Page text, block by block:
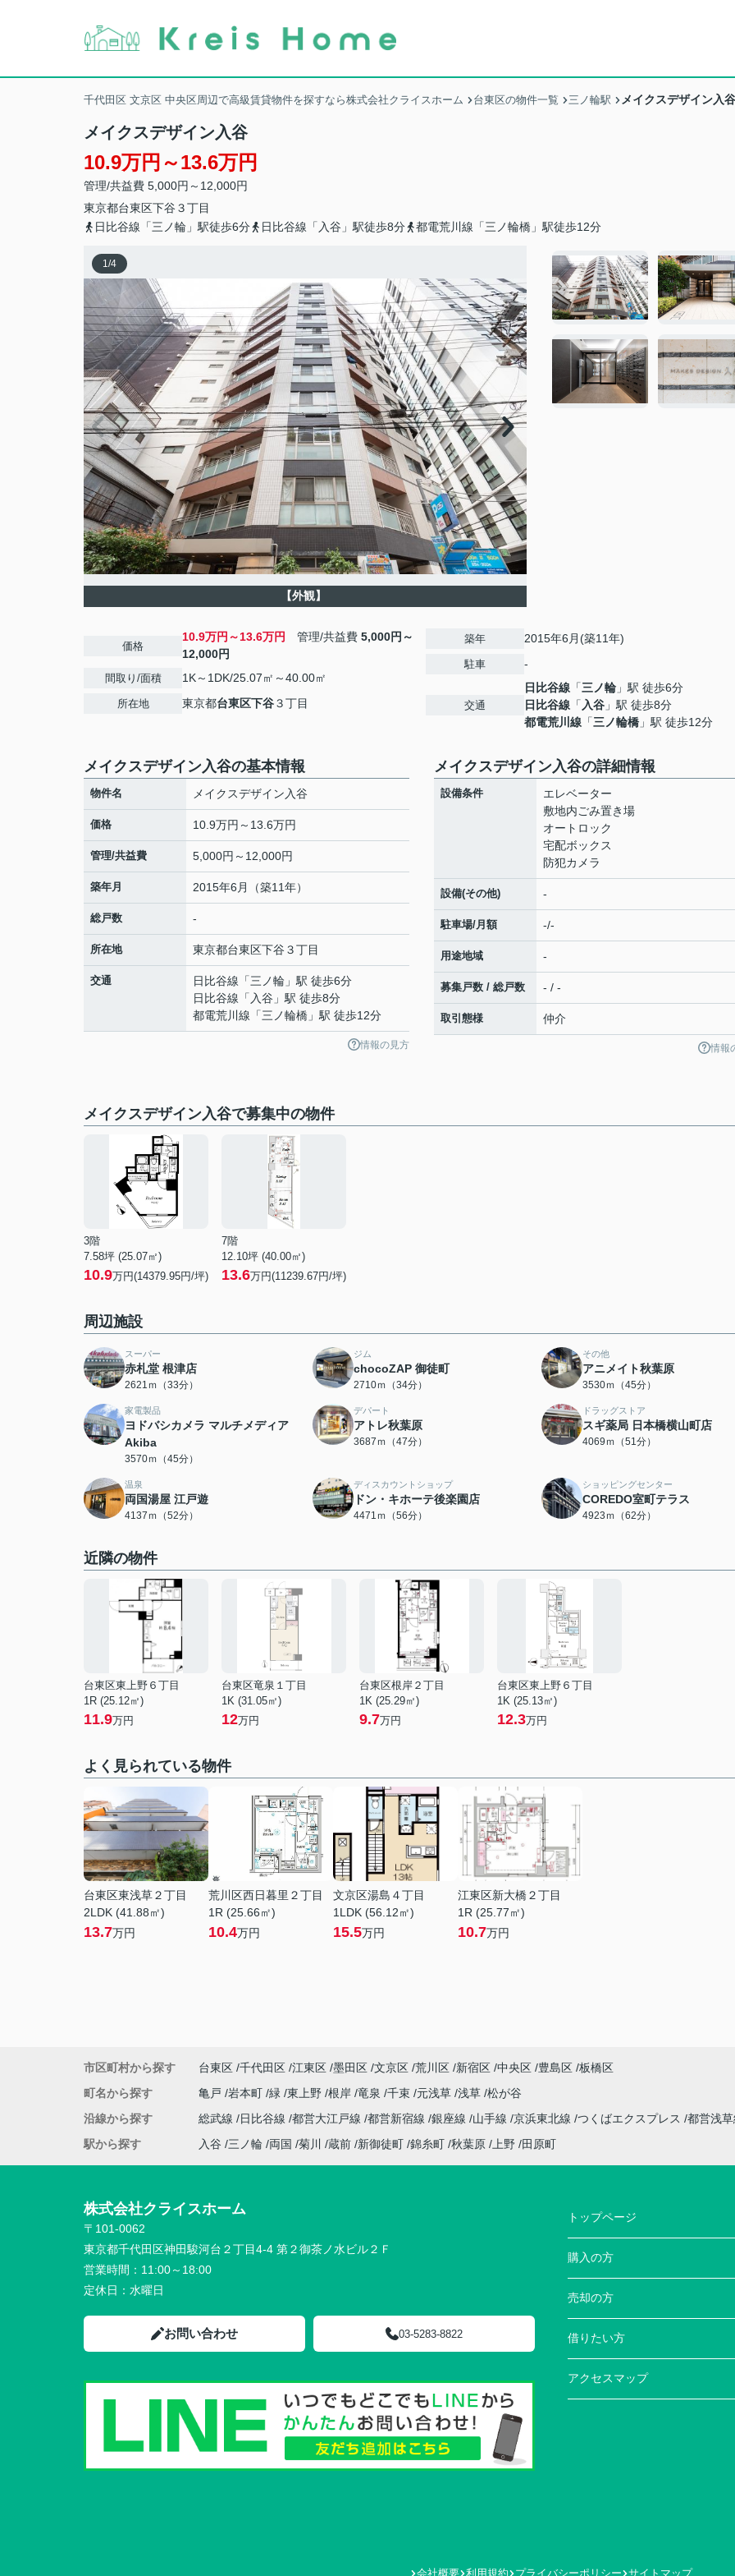
千代田区 文京区 中央区周辺で高級賃貸物件を探すなら株式会社クライスホーム 台東区の物件一覧 三ノ輪駅 メイクスデザイン入谷
メイクスデザイン入谷
10.9万円～13.6万円
管理/共益費 5,000円～12,000円
東京都台東区下谷 ３丁目
日比谷線「三ノ輪」駅徒歩6分
日比谷線「入谷」駅徒歩8分 都電荒川線「三ノ輪橋」駅徒歩12分
1/4
【外観】
価格
10.9万円～13.6万円 管理/共益費 5,000円～
12,000円
間取り/面積 1K～1DK/25.07㎡～40.00㎡
所在地 東京都台東区下谷３丁目
築年 2015年6月(築11年)
駐車 -
交通
日比谷線 「三ノ輪 」駅 徒歩6分
日比谷線 「 入谷 」駅 徒歩8分
都電荒川線 「三ノ輪橋 」駅 徒歩12分
メイクスデザイン入谷の基本情報
物件名 メイクスデザイン入谷
価格 10.9万円～13.6万円
管理/共益費 5,000円～12,000円
築年月 2015年6月（築11年）
総戸数 -
所在地 東京都台東区下谷 ３丁目
交通 日比谷線 「三ノ輪 」駅 徒歩6分
日比谷線 「 入谷 」駅 徒歩8分
都電荒川線 「三ノ輪橋 」駅 徒歩12分
情報の見方
メイクスデザイン入谷の詳細情報
設備条件
エレベーター
敷地内ごみ置き場
オートロック
宅配ボックス
防犯カメラ
設備(その他) -
駐車場/月額 -/-
用途地域 -
募集戸数 / 総戸数 - / -
取引態様 仲介
情報
メイクスデザイン入谷で募集中の物件
3階
7.58坪 (25.07㎡)
10.9万円(14379.95円/坪)
7階
12.10坪 (40.00㎡)
13.6万円(11239.67円/坪)
周辺施設
スーパー
赤札堂 根津店
2621ｍ（33分）
ジム
chocoZAP 御徒町
2710ｍ（34分）
その他
アニメイト秋葉原
3530ｍ（45分）
家電製品
ヨドバシカメラ マルチメディア
Akiba
3570ｍ（45分）
デパート
アトレ秋葉原
3687ｍ（47分）
ドラッグストア
スギ薬局 日本橋横山町店
4069ｍ（51分）
温泉
両国湯屋 江戸遊
4137ｍ（52分）
ディスカウントショップ
ドン・キホーテ後楽園店
4471ｍ（56分）
ショッピングセンター
COREDO室町テラス
4923ｍ（62分）
近隣の物件
台東区東上野６丁目
1R (25.12㎡)
11.9万円
台東区竜泉１丁目
1K (31.05㎡)
12万円
台東区根岸２丁目
1K (25.29㎡)
9.7万円
台東区東上野６丁目
1K (25.13㎡)
12.3万円
よく見られている物件
台東区東浅草２丁目
2LDK (41.88㎡)
13.7万円
荒川区西日暮里２丁目
1R (25.66㎡)
10.4万円
文京区湯島４丁目
1LDK (56.12㎡)
15.5万円
江東区新大橋２丁目
1R (25.77㎡)
10.7万円
市区町村から探す 台東区 千代田区 江東区 墨田区 文京区 荒川区 新宿区 中央区 豊島区 板橋区
町名から探す
亀戸 岩本町 緑 東上野 根岸 竜泉 千束 元浅草 浅草 松が谷
沿線から探す
総武線 日比谷線 都営大江戸線 都営新宿線 銀座線 山手線 京浜東北線 つくばエクスプレス
都営浅
駅から探す
入谷 三ノ輪 両国 菊川 蔵前 新御徒町 錦糸町 秋葉原 上野 田原町
株式会社クライスホーム
〒101-0062
東京都千代田区神田駿河台２丁目4-4 第２御茶ノ水ビル２Ｆ
営業時間： 11:00～18:00
定休日： 水曜日
お問い合わせ 03-5283-8822
トップページ
購入の方
売却の方
借りたい方
アクセスマップ
会社概要 利用規約 プライバシーポリシー サイトマップ